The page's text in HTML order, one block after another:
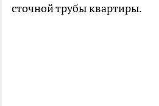
сточной трубы квартиры.